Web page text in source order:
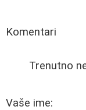
Komentari
Trenutno
Vaše ime: